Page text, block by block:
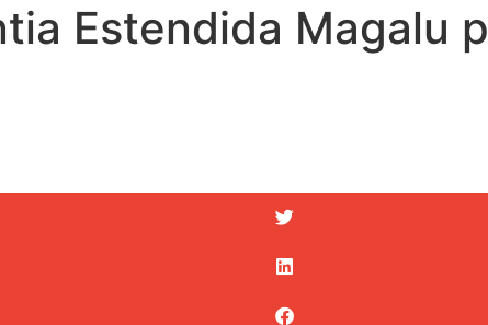
Estendida Magalu